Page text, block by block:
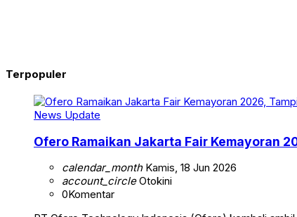
Terpopuler
News Update
Ofero Ramaikan Jakarta Fair Kemayoran
calendar_monthKamis, 18 Jun 2026
account_circleOtokini
0Komentar